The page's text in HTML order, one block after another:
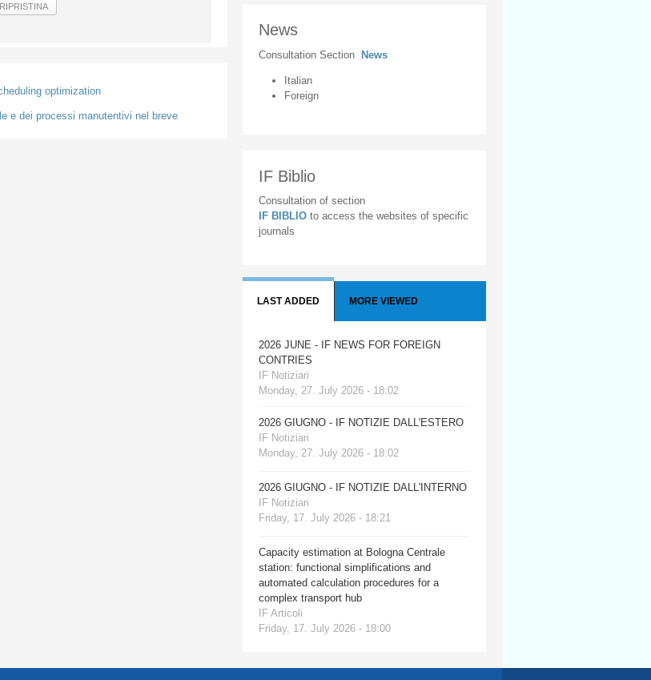
optimization
e dei processi manutentivi nel breve
News
Consultation Section News
Italian
Foreign
IF Biblio
Consultation of section
IF BIBLIO to access the websites of specific
journals
LAST ADDED MORE VIEWED
2026 JUNE - IF NEWS FOR FOREIGN
CONTRIES
IF Notiziari
Monday, 27. July 2026 - 18:02
2026 GIUGNO - IF NOTIZIE DALL'ESTERO
IF Notiziari
Monday, 27. July 2026 - 18:02
2026 GIUGNO - IF NOTIZIE DALL'INTERNO
IF Notiziari
Friday, 17. July 2026 - 18:21
Capacity estimation at Bologna Centrale
station: functional simplifications and
automated calculation procedures for a
complex transport hub
IF Articoli
Friday, 17. July 2026 - 18:00